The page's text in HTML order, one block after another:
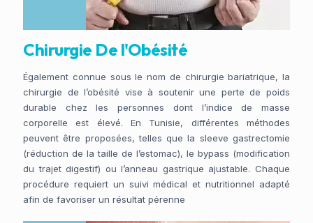
Chirurgie De l'Obésité
Également connue sous le nom de chirurgie bariatrique, la
chirurgie de l’obésité vise à soutenir une perte de poids
durable chez les personnes dont l’indice de masse
corporelle est élevé. En Tunisie, différentes méthodes
peuvent être proposées, telles que la sleeve gastrectomie
(réduction de la taille de l’estomac), le bypass (modification
du trajet digestif) ou l’anneau gastrique ajustable. Chaque
procédure requiert un suivi médical et nutritionnel adapté
afin de favoriser un résultat pérenne